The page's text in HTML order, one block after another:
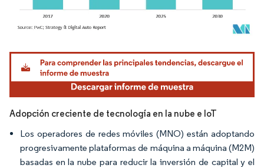
Imagen © Mordor Intelligence. El uso requiere atribución según CC BY 4.0.
Adopción creciente de tecnología en la nube e IoT
Los operadores de redes móviles (MNO) están adoptando
progresivamente plataformas de máquina a máquina (M2M)
basadas en la nube para reducir la inversión de capital y el